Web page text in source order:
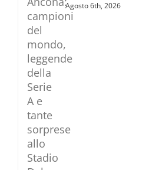
Agosto 6th, 2026